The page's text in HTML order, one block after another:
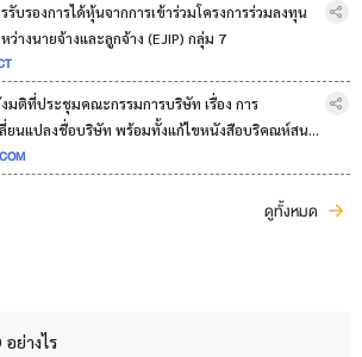
รับรองการได้หุ้นจากการเข้าร่วมโครงการร่วมลงทุน
ว่างนายจ้างและลูกจ้าง (EJIP) กลุ่ม 7
มติที่ประชุมคณะกรรมการบริษัท เรื่อง การ
ยนแปลงชื่อบริษัท พร้อมทั้งแก้ไขหนังสือบริคณห์สนธิ
ข้อบังคับของบริษัท และกำหนดวันประชุมวิสามัญผู้
ดูทั้งหมด
ย่างไร